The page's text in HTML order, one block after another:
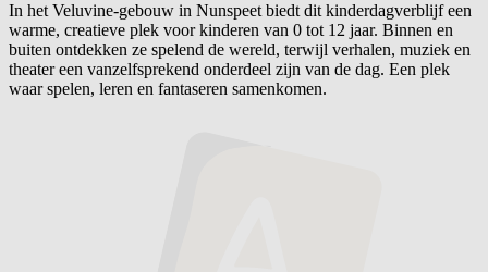
In het Veluvine-gebouw in Nunspeet biedt dit kinderdagverblijf een
warme, creatieve plek voor kinderen van 0 tot 12 jaar. Binnen en
buiten ontdekken ze spelend de wereld, terwijl verhalen, muziek en
theater een vanzelfsprekend onderdeel zijn van de dag. Een plek
waar spelen, leren en fantaseren samenkomen.